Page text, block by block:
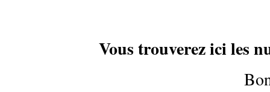
Vous trouverez ici les